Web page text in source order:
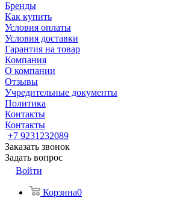
Бренды
Как купить
Условия оплаты
Условия доставки
Гарантия на товар
Компания
О компании
Отзывы
Учредительные документы
Политика
Контакты
Контакты
+7 9231232089
Заказать звонок
Задать вопрос
Войти
Корзина0